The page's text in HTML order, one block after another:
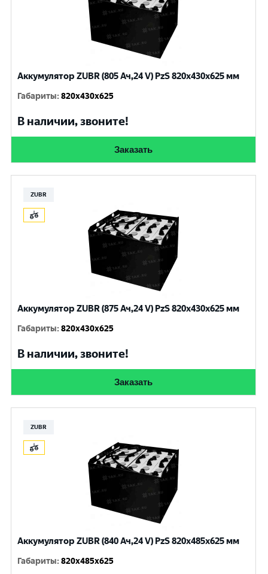
Аккумулятор ZUBR (805 Ач,24 V) PzS 820x430x625 мм
Габариты:820x430x625
В наличии, звоните!
Заказать
ZUBR
Аккумулятор ZUBR (875 Ач,24 V) PzS 820x430x625 мм
Габариты:820x430x625
В наличии, звоните!
Заказать
ZUBR
Аккумулятор ZUBR (840 Ач,24 V) PzS 820x485x625 мм
Габариты:820x485x625